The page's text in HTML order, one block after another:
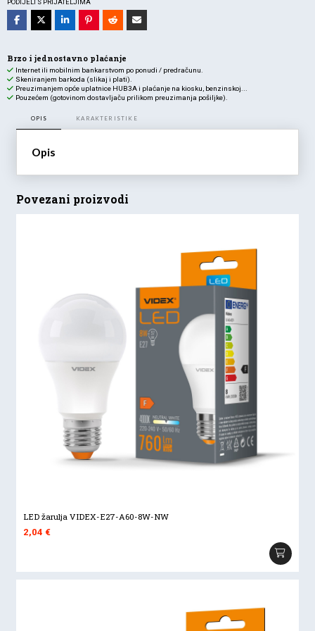
IP20
PODIJELI S PRIJATELJIMA
Brzo i jednostavno plaćanje
Internet ili mobilnim bankarstvom po ponudi / predračunu.
Skeniranjem barkoda (slikaj i plati).
Preuzimanjem opće uplatnice HUB3A i plaćanje na kiosku, benzinskoj...
Pouzećem (gotovinom dostavljaču prilikom preuzimanja pošiljke).
OPIS KARAKTERISTIKE
Opis
Povezani proizvodi
LED žarulja VIDEX-E27-A60-8W-NW
2,04€